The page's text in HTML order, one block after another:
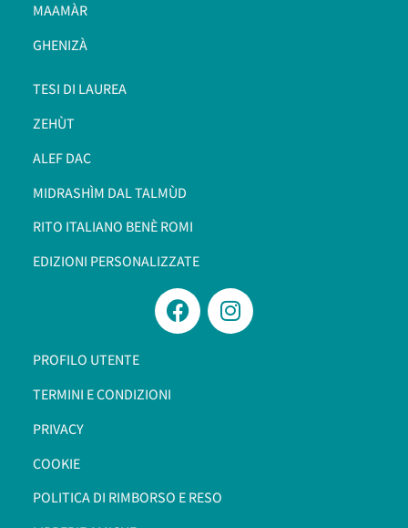
MAAMÀR
GHENIZÀ
TESI DI LAUREA
ZEHÙT
ALEF DAC
MIDRASHÌM DAL TALMÙD
RITO ITALIANO BENÈ ROMI​
EDIZIONI PERSONALIZZATE
PROFILO UTENTE
TERMINI E CONDIZIONI
PRIVACY
COOKIE
POLITICA DI RIMBORSO E RESO